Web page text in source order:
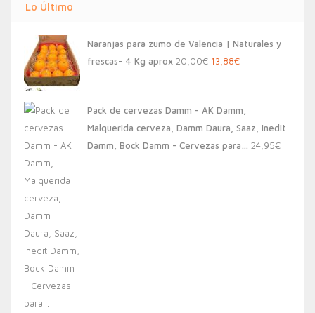
Lo Último
Naranjas para zumo de Valencia | Naturales y
frescas- 4 Kg aprox 20,00€ El
era:
20,00€.
13,88€El
es:
13,88€.
Pack de cervezas Damm - AK Damm,
Malquerida cerveza, Damm Daura, Saaz, Inedit
Damm, Bock Damm - Cervezas para… 24,95€